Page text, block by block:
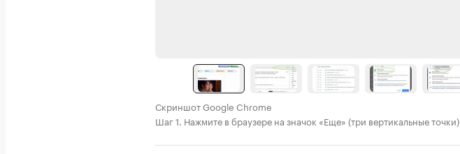
Скриншот Google Chrome
Шаг 1. Нажмите в браузере на значок «Еще» (три вертикальные точки).